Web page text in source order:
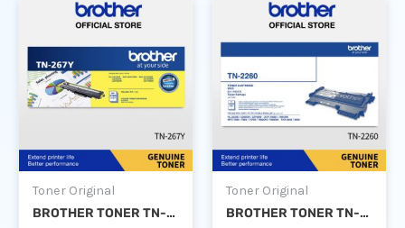
Toner Original
BROTHER TONER TN-267Y YELLOW
Toner Original
BROTHER TONER TN-2260